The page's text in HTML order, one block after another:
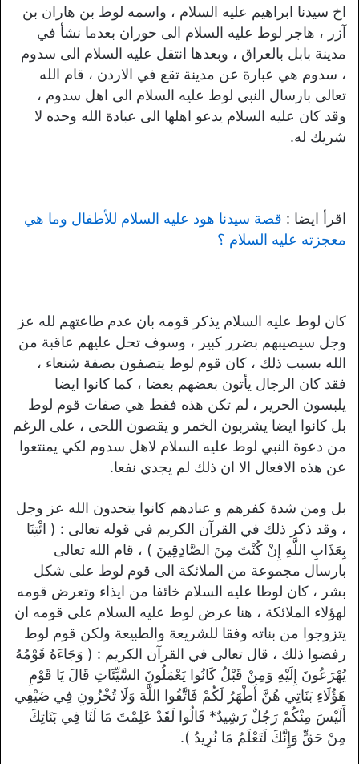
اخ سيدنا ابراهيم عليه السلام ، واسمه لوط بن هاران بن
آزر ، هاجر لوط عليه السلام الى حوران بعدما نشأ في
مدينة بابل بالعراق ، وبعدها انتقل عليه السلام الى سدوم
، سدوم هي عبارة عن مدينة تقع في الاردن ، قام الله
تعالى بارسال النبي لوط عليه السلام الى اهل سدوم ،
وقد كان عليه السلام يدعو اهلها الى عبادة الله وحده لا
شريك له.
اقرأ ايضا : قصة سيدنا هود عليه السلام للأطفال وما هي
معجزته عليه السلام ؟
كان لوط عليه السلام يذكر قومه بان عدم طاعتهم لله عز
وجل سيصيبهم بضرر كبير ، وسوف تحل عليهم عاقبة من
الله بسبب ذلك ، كان قوم لوط يتصفون بصفة شنعاء ،
فقد كان الرجال يأتون بعضهم بعضا ، كما كانوا ايضا
يلبسون الحرير ، لم تكن هذه فقط هي صفات قوم لوط
بل كانوا ايضا يشربون الخمر و يقصون اللحى ، على الرغم
من دعوة النبي لوط عليه السلام لاهل سدوم لكي يمنتعوا
عن هذه الافعال الا ان ذلك لم يجدي نفعا.
بل ومن شدة كفرهم و عنادهم كانوا يتحدون الله عز وجل
، وقد ذكر ذلك في القرآن الكريم في قوله تعالى : ( ائْتِنَا
بِعَذَابِ اللَّهِ إِنْ كُنْتَ مِنَ الصَّادِقِينَ ) ، قام الله تعالى
بارسال مجموعة من الملائكة الى قوم لوط على شكل
بشر ، كان لوطا عليه السلام خائفا من ايذاء وتعرض قومه
لهؤلاء الملائكة ، هنا عرض لوط عليه السلام على قومه ان
يتزوجوا من بناته وفقا للشريعة والطبيعة ولكن قوم لوط
رفضوا ذلك ، قال تعالى في القرآن الكريم : ( وَجَاءَهُ قَوْمُهُ
يُهْرَعُونَ إِلَيْهِ وَمِنْ قَبْلُ كَانُوا يَعْمَلُونَ السَّيِّئَاتِ قَالَ يَا قَوْمِ
هَؤُلَاءِ بَنَاتِي هُنَّ أَطْهَرُ لَكُمْ فَاتَّقُوا اللَّهَ وَلَا تُخْزُونِ فِي ضَيْفِي
أَلَيْسَ مِنْكُمْ رَجُلٌ رَشِيدٌ* قَالُوا لَقَدْ عَلِمْتَ مَا لَنَا فِي بَنَاتِكَ
مِنْ حَقٍّ وَإِنَّكَ لَتَعْلَمُ مَا نُرِيدُ ).